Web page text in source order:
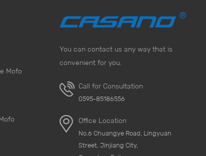
de desumidificação regularmente, e instalar um
para garantir que a umidade no armazém seja
um desumidificador seja muito grande ou que
Top - 1000 (1kg), que é visualizado para absorver
de paletes pensativa e conveniente para ajudá-lo
Top - 1000? (1) Compare com
e aplicáveis em comparação com a inicialização
absorve água e grumos, o efeito da absorção
poluir o meio ambiente; O Top - 1000 tem grande
eficiente e não polui o meio ambiente. (3)
de cloreto de cálcio de sachê pode ser
lo. E o ciclo de absorção de umidade do
Mofo
You can contact us any way that is
convenient for you.
Call for Consultation
0595-85186556
Office Location
No.6 Chuangye Road, Lingyuan
Street, Jinjiang City,